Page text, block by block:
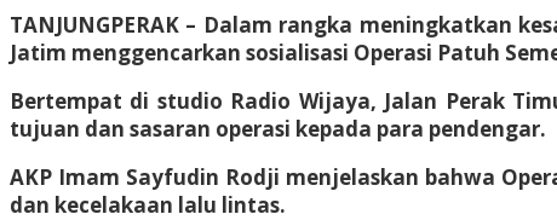
TANJUNGPERAK – Dalam rangka meningkatkan
Jatim menggencarkan sosialisasi Operasi Patuh
Bertempat di studio Radio Wijaya, Jalan Perak
tujuan dan sasaran operasi kepada para pendengar.
AKP Imam Sayfudin Rodji menjelaskan bahwa
dan kecelakaan lalu lintas.